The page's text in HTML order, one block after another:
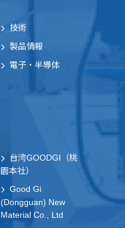
技術
製品情報
電子・半導体
台湾GOODGI（桃
園本社）
Good Gi
(Dongguan) New
Material Co., Ltd